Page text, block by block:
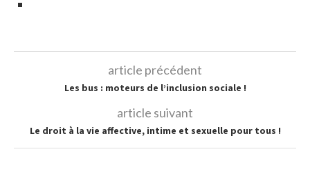
article précédent
Les bus : moteurs de l’inclusion sociale !
article suivant
Le droit à la vie affective, intime et sexuelle pour tous !